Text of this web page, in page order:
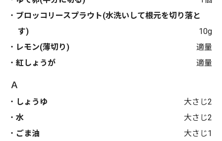
ブロッコリースプラウト(水洗いして根元を切り落と
す)
10g
レモン(薄切り)
適量
紅しょうが
適量
Ａ
しょうゆ
大さじ2
水
大さじ2
ごま油
大さじ1